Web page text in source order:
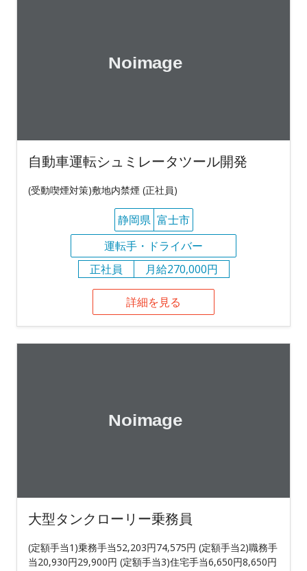
自動車運転シュミレータツール開発
(受動喫煙対策)敷地内禁煙 (正社員)
静岡県 富士市
運転手・ドライバー
正社員
月給270,000円
詳細を見る
大型タンクローリー乗務員
(定額手当1)乗務手当52,203円74,575円 (定額手当2)職務手
当20,930円29,900円 (定額手当3)住宅手当6,650円8,650円